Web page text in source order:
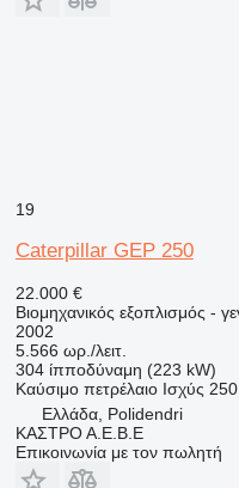
19
Caterpillar GEP 250
22.000 €
Βιομηχανικός εξοπλισμός -
2002
5.566 ωρ./λειτ.
304 ίπποδύναμη (223 kW)
Καύσιμο πετρέλαιο Ισχύς
Ελλάδα, Polidendri
ΚΑΣΤΡΟ Α.Ε.Β.Ε
Επικοινωνία με τον πωλητή